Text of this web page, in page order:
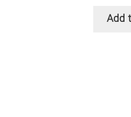
Add